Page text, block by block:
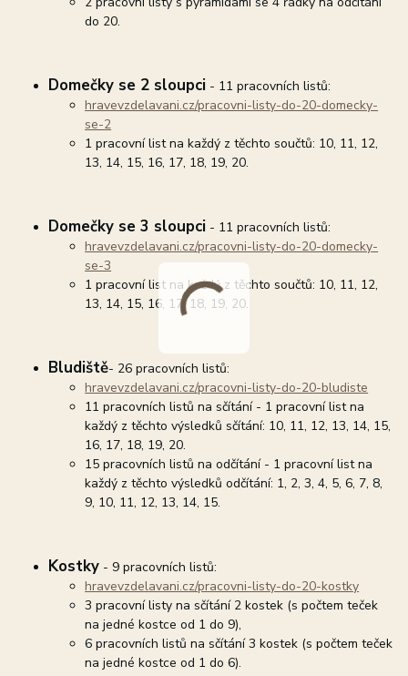
do 20.
Domečky se 2 sloupci - 11 pracovních listů:
hravevzdelavani.cz/pracovni-listy-do-20-domecky-
se-2
1 pracovní list na každý z těchto součtů: 10, 11, 12,
13, 14, 15, 16, 17, 18, 19, 20.
Domečky se 3 sloupci - 11 pracovních listů:
hravevzdelavani.cz/pracovni-listy-do-20-domecky-
se-3
1 pracovní list na každý z těchto součtů: 10, 11, 12,
13, 14, 15, 16, 17, 18, 19, 20.
Bludiště- 26 pracovních listů:
hravevzdelavani.cz/pracovni-listy-do-20-bludiste
11 pracovních listů na sčítání - 1 pracovní list na
každý z těchto výsledků sčítání: 10, 11, 12, 13, 14, 15,
16, 17, 18, 19, 20.
15 pracovních listů na odčítání - 1 pracovní list na
každý z těchto výsledků odčítání: 1, 2, 3, 4, 5, 6, 7, 8,
9, 10, 11, 12, 13, 14, 15.
Kostky - 9 pracovních listů:
hravevzdelavani.cz/pracovni-listy-do-20-kostky
3 pracovní listy na sčítání 2 kostek (s počtem teček
na jedné kostce od 1 do 9),
6 pracovních listů na sčítání 3 kostek (s počtem teček
na jedné kostce od 1 do 6).